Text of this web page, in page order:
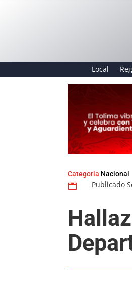
Local
Categoria Nacional
 Publicado